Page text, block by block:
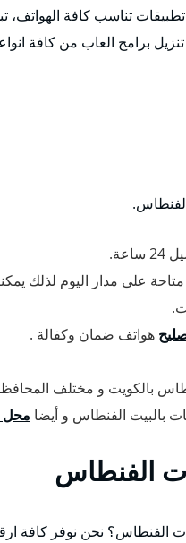
تطبيقات تناسب كافة
برامج العاب من كافة
على مدار اليوم لذلك
هواتف ضمان وكفالة .
بالكويت و مختلف
بالبيت الفنطاس و أيضا محل
الفنطاس
نحن نوفر كافة